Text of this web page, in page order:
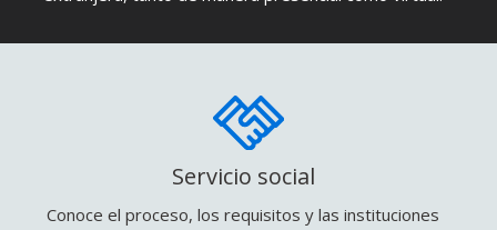
Servicio social
Conoce el proceso, los requisitos y las instituciones